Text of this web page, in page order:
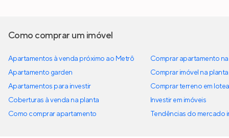
Como comprar um imóvel
Apartamentos à venda próximo ao Metrô
Apartamento garden
Apartamentos para investir
Coberturas à venda na planta
Como comprar apartamento
Comprar apartamento
Comprar imóvel na planta
Comprar terreno em
Investir em imóveis
Tendências do mercado